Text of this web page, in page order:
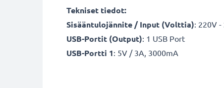
Tekniset tiedot:
Sisääntulojännite / Input (Volttia): 220V
USB-Portit (Output): 1 USB Port
USB-Portti 1: 5V / 3A, 3000mA